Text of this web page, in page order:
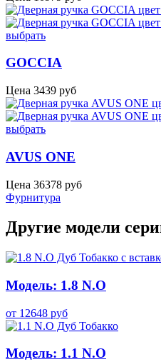
выбрать
GOCCIA
Цена 3439 руб
выбрать
AVUS ONE
Цена 36378 руб
Фурнитура
Другие модели
Модель: 1.8 N.O
от 12648 руб
Модель: 1.1 N.O